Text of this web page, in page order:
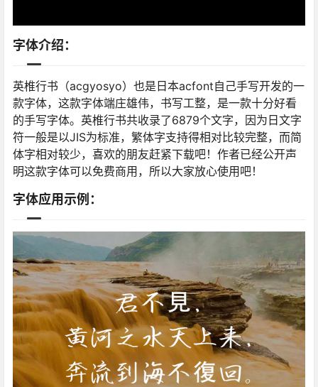
字体介绍：
英椎行书（acgyosyo）也是日本acfont自己手写开发的一
款字体，这款字体端庄雄伟，书写工整，是一款十分好看
的手写字体。英椎行书共收录了6879个文字，因为日文字
符一般是以JIS为标准，繁体字支持得相对比较完整，而简
体字相对较少，喜欢的朋友赶紧下载吧！作者已经公开声
明这款字体可以免费商用，所以大家放心使用吧！
字体应用示例：